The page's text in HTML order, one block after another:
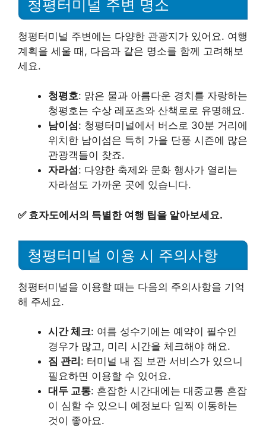
청평터미널 주변 명소
청평터미널 주변에는 다양한 관광지가 있어요. 여행
계획을 세울 때, 다음과 같은 명소를 함께 고려해보
세요.
청평호: 맑은 물과 아름다운 경치를 자랑하는
청평호는 수상 레포츠와 산책로로 유명해요.
남이섬 : 청평터미널에서 버스로 30분 거리에
위치한 남이섬은 특히 가을 단풍 시즌에 많은
관광객들이 찾죠.
자라섬 : 다양한 축제와 문화 행사가 열리는
자라섬도 가까운 곳에 있습니다.
✅ 효자도에서의 특별한 여행 팁을 알아보세요.
청평터미널 이용 시 주의사항
청평터미널을 이용할 때는 다음의 주의사항을 기억
해 주세요.
시간 체크: 여름 성수기에는 예약이 필수인
경우가 많고, 미리 시간을 체크해야 해요.
짐 관리 : 터미널 내 짐 보관 서비스가 있으니
필요하면 이용할 수 있어요.
대두 교통: 혼잡한 시간대에는 대중교통 혼잡
이 심할 수 있으니 예정보다 일찍 이동하는
것이 좋아요.